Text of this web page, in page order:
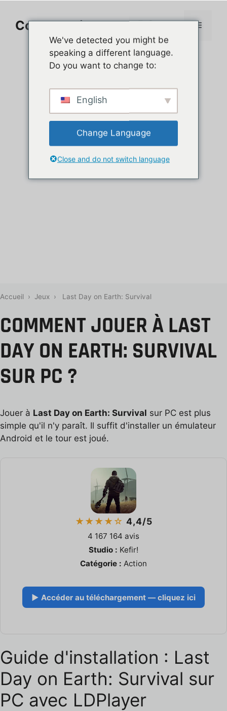
contenuComment jouer sur PC Menu
Accueil › Jeux › Last Day on Earth: Survival
COMMENT JOUER À LAST
DAY ON EARTH: SURVIVAL
SUR PC ?
Jouer à Last Day on Earth: Survival sur PC est plus
simple qu'il n'y paraît. Il suffit d'installer un émulateur
Android et le tour est joué.
★★★★☆ 4,4/5
4 167 164 avis
Studio : Kefir!
Catégorie : Action
▶ Accéder au téléchargement — cliquez ici
Guide d'installation : Last
Day on Earth: Survival sur
PC avec LDPlayer
We've detected you might be
speaking a different language.
Do you want to change to:
English
Change Language
Close and do not switch language